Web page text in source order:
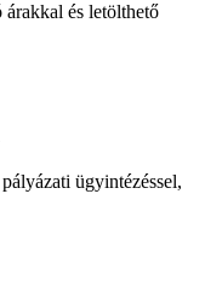
árakkal és letölthető
ügyintézéssel,